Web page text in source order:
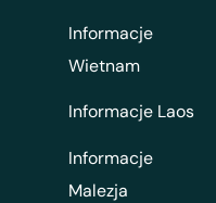
Informacje
Wietnam
Informacje Laos
Informacje
Malezja